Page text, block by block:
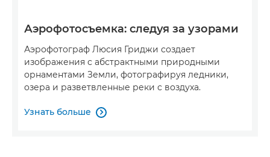
Аэрофотосъемка: следуя за узорами
Аэрофотограф Люсия Гриджи создает
изображения с абстрактными природными
орнаментами Земли, фотографируя ледники,
озера и разветвленные реки с воздуха.
Узнать больше 